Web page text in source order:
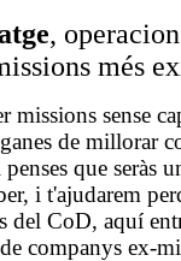
,
més
sense
de millorar
que seràs
i t'ajudarem
del CoD, aquí
companys ex-